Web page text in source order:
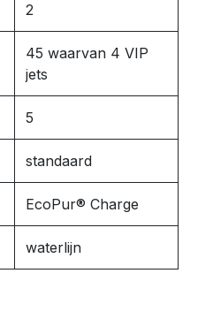
2
45 waarvan 4 VIP
jets
5
standaard
EcoPur® Charge
waterlijn